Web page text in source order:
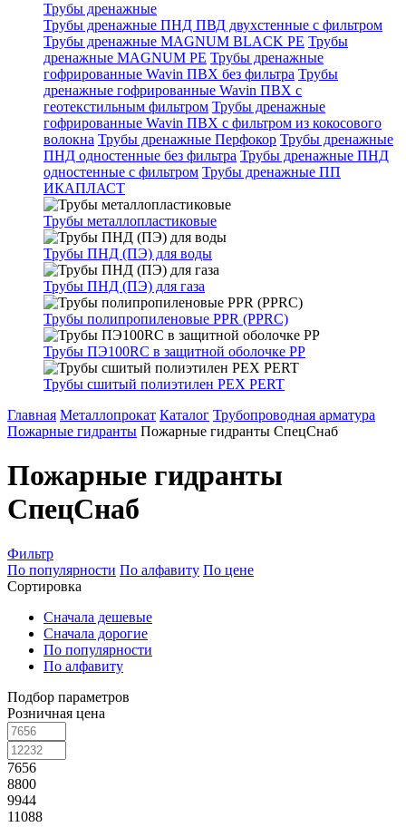
Трубы дренажные
Трубы дренажные ПНД ПВД двухстенные с фильтром
Трубы дренажные MAGNUM BLACK PE Трубы
дренажные MAGNUM PE Трубы дренажные
гофрированные Wavin ПВХ без фильтра Трубы
дренажные гофрированные Wavin ПВХ с
геотекстильным фильтром Трубы дренажные
гофрированные Wavin ПВХ с фильтром из кокосового
волокна Трубы дренажные Перфокор Трубы дренажные
ПНД одностенные без фильтра Трубы дренажные ПНД
одностенные с фильтром Трубы дренажные ПП
ИКАПЛАСТ
Трубы металлопластиковые
Трубы ПНД (ПЭ) для воды
Трубы ПНД (ПЭ) для газа
Трубы полипропиленовые PPR (PPRC)
Трубы ПЭ100RC в защитной оболочке PP
Трубы сшитый полиэтилен PEX PERT
Главная Металлопрокат Каталог Трубопроводная арматура
Пожарные гидранты Пожарные гидранты СпецСнаб
Пожарные гидранты
СпецСнаб
Фильтр
По популярности По алфавиту По цене
Сортировка
Сначала дешевые
Сначала дорогие
По популярности
По алфавиту
Подбор параметров
Розничная цена
7656
8800
9944
11088